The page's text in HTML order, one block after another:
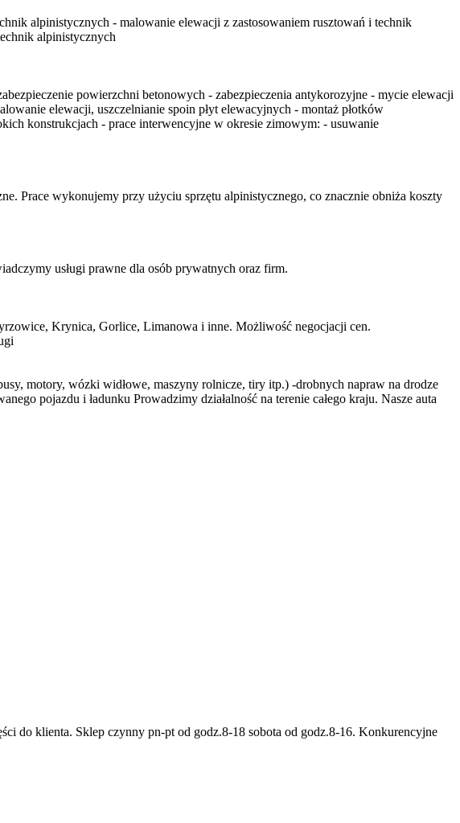
alpinistycznych - malowanie elewacji z zastosowaniem rusztowań i technik
alpinistycznych
powierzchni betonowych - zabezpieczenia antykorozyjne - mycie elewacji
elewacji, uszczelnianie spoin płyt elewacyjnych - montaż płotków
konstrukcjach - prace interwencyjne w okresie zimowym: - usuwanie
Prace wykonujemy przy użyciu sprzętu alpinistycznego, co znacznie obniża koszty
usługi prawne dla osób prywatnych oraz firm.
Krynica, Gorlice, Limanowa i inne. Możliwość negocjacji cen.
motory, wózki widłowe, maszyny rolnicze, tiry itp.) -drobnych napraw na drodze
pojazdu i ładunku Prowadzimy działalność na terenie całego kraju. Nasze auta
do klienta. Sklep czynny pn-pt od godz.8-18 sobota od godz.8-16. Konkurencyjne